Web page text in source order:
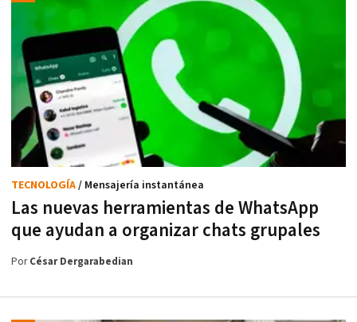
Las nuevas herramientas de WhatsApp
que ayudan a organizar chats grupales
TECNOLOGÍA/ Mensajería instantánea
PorCésar Dergarabedian